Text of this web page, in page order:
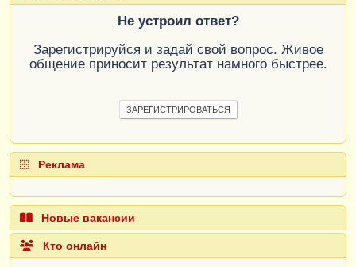
Не устроил ответ?
Зарегистрируйся и задай свой вопрос. Живое
общение приносит результат намного быстрее.
ЗАРЕГИСТРИРОВАТЬСЯ
Реклама
Новые вакансии
Кто онлайн